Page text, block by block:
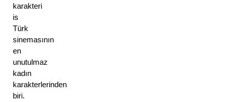
karakteri
is
Türk
sinemasının
en
unutulmaz
kadın
karakterlerinden
biri.